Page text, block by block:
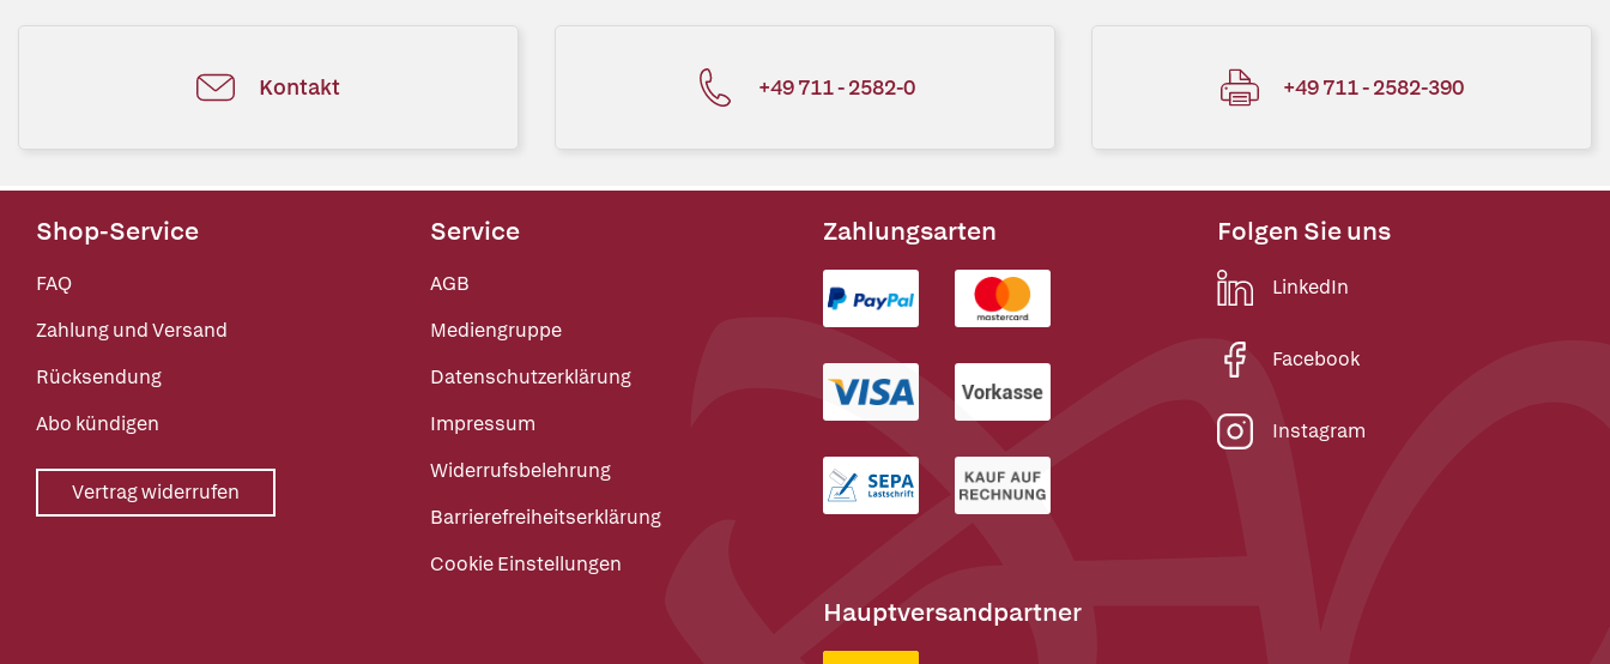
Kontakt +49 711 - 2582-0 +49 711 - 2582-390
Shop-Service
FAQ
Zahlung und Versand
Rücksendung
Abo kündigen
Vertrag widerrufen
Service
AGB
Mediengruppe
Datenschutzerklärung
Impressum
Widerrufsbelehrung
Barrierefreiheitserklärung
Cookie Einstellungen
Zahlungsarten
Hauptversandpartner
Folgen Sie uns
LinkedIn
Facebook
Instagram